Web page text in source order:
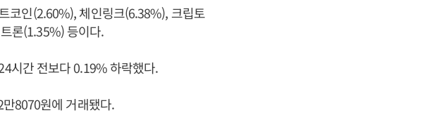
코인(2.60%), 체인링크(6.38%), 크립토
론(1.35%) 등이다.
시간 전보다 0.19% 하락했다.
8070원에 거래됐다.